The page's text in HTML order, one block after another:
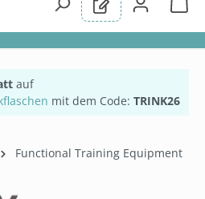
auf
mit dem Code: TRINK26
Functional Training Equipment